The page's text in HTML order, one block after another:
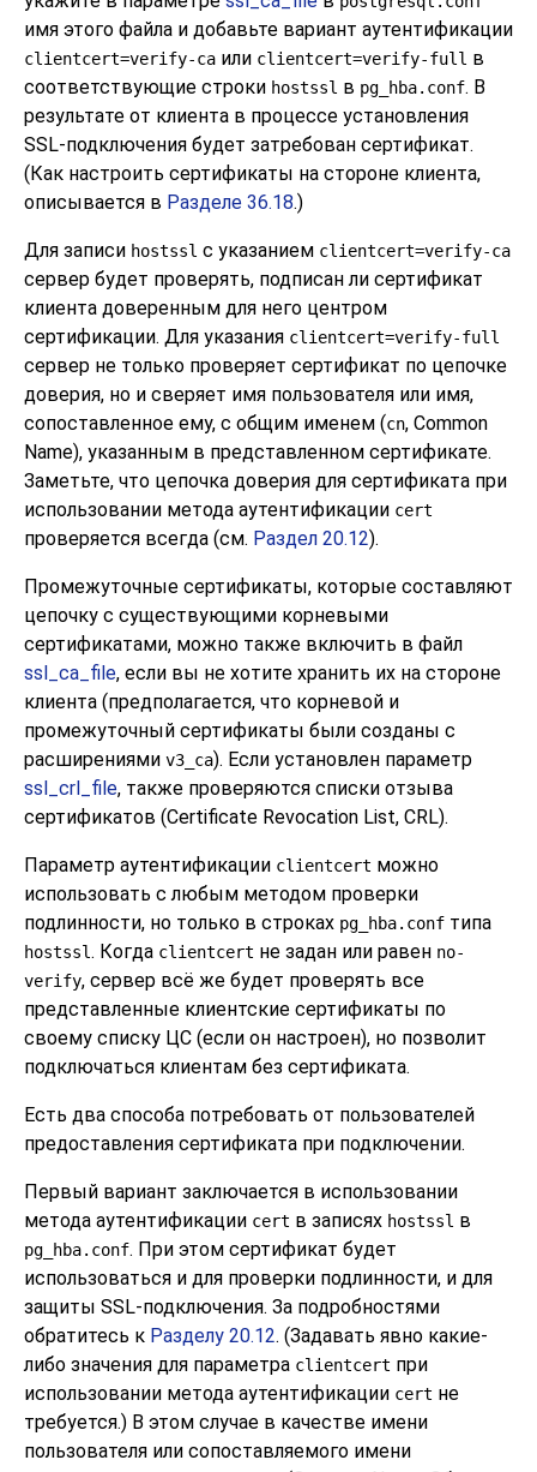
имя этого файла и добавьте вариант аутентификации
clientcert=verify-ca или clientcert=verify-full в
соответствующие строки hostssl в pg_hba.conf. В
результате от клиента в процессе установления
SSL-подключения будет затребован сертификат.
(Как настроить сертификаты на стороне клиента,
описывается в Разделе 36.18.)
Для записи hostssl с указанием clientcert=verify-ca
сервер будет проверять, подписан ли сертификат
клиента доверенным для него центром
сертификации. Для указания clientcert=verify-full
сервер не только проверяет сертификат по цепочке
доверия, но и сверяет имя пользователя или имя,
сопоставленное ему, с общим именем (cn, Common
Name), указанным в представленном сертификате.
Заметьте, что цепочка доверия для сертификата при
использовании метода аутентификации cert
проверяется всегда (см. Раздел 20.12).
Промежуточные сертификаты, которые составляют
цепочку с существующими корневыми
сертификатами, можно также включить в файл
ssl_ca_file, если вы не хотите хранить их на стороне
клиента (предполагается, что корневой и
промежуточный сертификаты были созданы с
расширениями v3_ca). Если установлен параметр
ssl_crl_file, также проверяются списки отзыва
сертификатов (Certificate Revocation List, CRL).
Параметр аутентификации clientcert можно
использовать с любым методом проверки
подлинности, но только в строках pg_hba.conf типа
hostssl . Когда clientcert не задан или равен no-
verify, сервер всё же будет проверять все
представленные клиентские сертификаты по
своему списку ЦС (если он настроен), но позволит
подключаться клиентам без сертификата.
Есть два способа потребовать от пользователей
предоставления сертификата при подключении.
Первый вариант заключается в использовании
метода аутентификации cert в записях hostssl в
pg_hba.conf. При этом сертификат будет
использоваться и для проверки подлинности, и для
защиты SSL-подключения. За подробностями
обратитесь к Разделу 20.12. (Задавать явно какие-
либо значения для параметра clientcert при
использовании метода аутентификации cert не
требуется.) В этом случае в качестве имени
пользователя или сопоставляемого имени